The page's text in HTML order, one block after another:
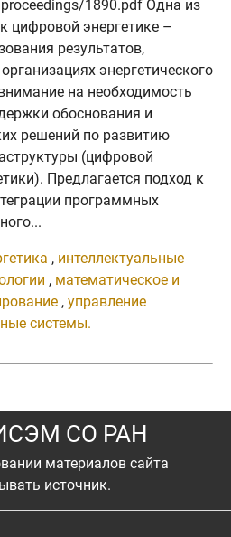
1890.pdf Одна из
цифровой энергетике –
результатов,
энергетического
на необходимость
обоснования и
решений по развитию
(цифровой
Предлагается подход к
программных
, интеллектуальные
, математическое и
, управление
системы.
СО РАН
материалов сайта
источник.